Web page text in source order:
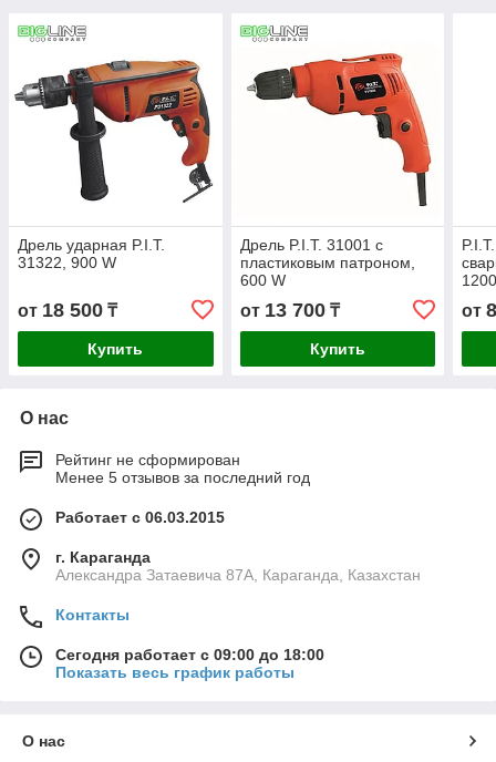
Дрель ударная P.I.T.
31322, 900 W
от 18 500 ₸
Купить
Дрель P.I.T. 31001 с
пластиковым патроном,
600 W
от 13 700₸
Купить
от
О нас
Рейтинг не сформирован
Менее 5 отзывов за последний год
Работает с 06.03.2015
г. Караганда
Александра Затаевича 87А, Караганда, Казахстан
Контакты
Сегодня работает с 09:00 до 18:00
Показать весь график работы
О нас